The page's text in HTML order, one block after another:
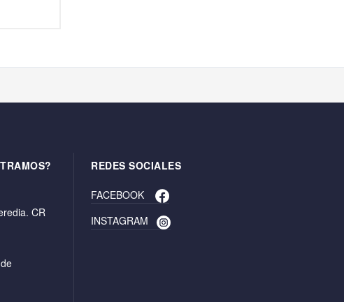
CR
REDES SOCIALES
FACEBOOK
INSTAGRAM